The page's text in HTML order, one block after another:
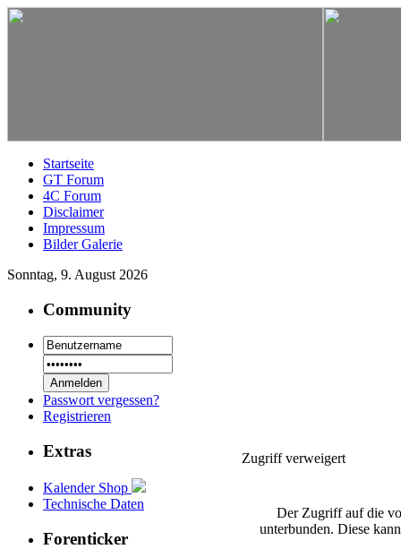
Startseite
GT Forum
4C Forum
Disclaimer
Impressum
Bilder Galerie
Sonntag, 9. August 2026
Community
Passwort vergessen?
Registrieren
Extras
Kalender Shop
Technische Daten
Forenticker
Zugriff verweigert
Der Zugriff auf die
unterbunden. Diese